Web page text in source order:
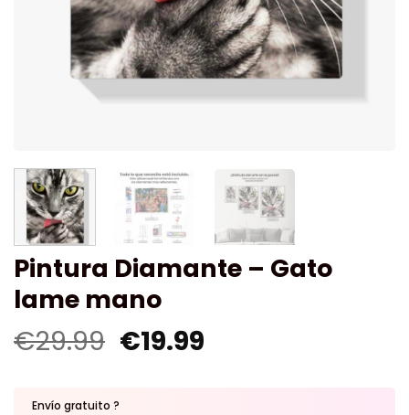
Pintura Diamante – Gato
lame mano
€29.99 €19.99
Envío gratuito ?